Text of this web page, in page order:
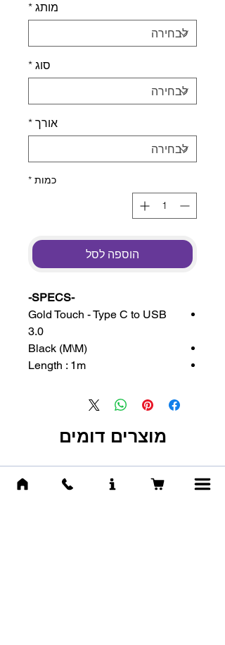
מותג *
סוג *
אורך *
כמות *
הוספה לסל
-SPECS-
Gold Touch - Type C to USB
3.0
(M\M) Black
Length : 1m
מוצרים דומים